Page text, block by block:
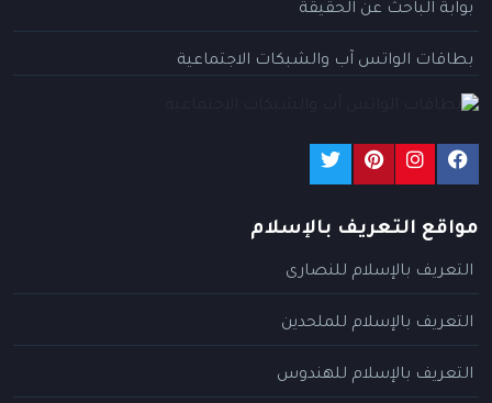
بوابة الباحث عن الحقيقة
بطاقات الواتس آب والشبكات الاجتماعية
مواقع التعريف بالإسلام
التعريف بالإسلام للنصارى
التعريف بالإسلام للملحدين
التعريف بالإسلام للهندوس